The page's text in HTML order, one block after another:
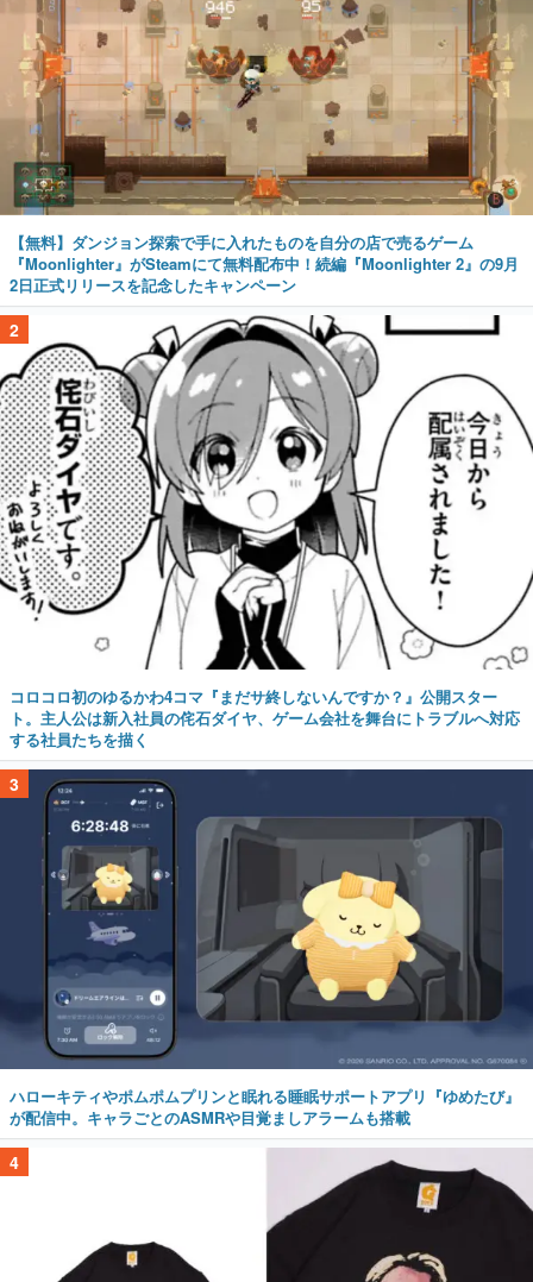
【無料】ダンジョン探索で手に入れたものを自分の店で売るゲーム
『Moonlighter』がSteamにて無料配布中！続編『Moonlighter 2』の9月
2日正式リリースを記念したキャンペーン
2
コロコロ初のゆるかわ4コマ『まだサ終しないんですか？』公開スター
ト。主人公は新入社員の侘石ダイヤ、ゲーム会社を舞台にトラブルへ対応
する社員たちを描く
3
ハローキティやポムポムプリンと眠れる睡眠サポートアプリ『ゆめたび』
が配信中。キャラごとのASMRや目覚ましアラームも搭載
4